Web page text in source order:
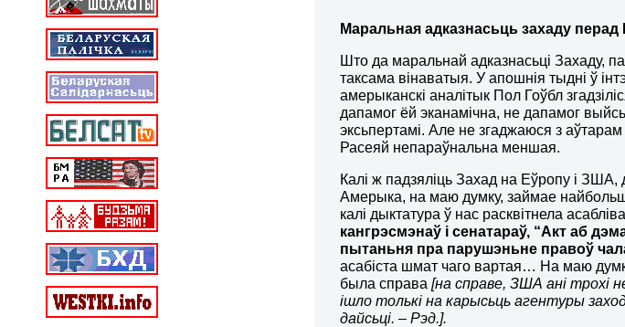
Маральная адказнасьць захаду
Што да маральнай адказнасьці Захаду,
таксама вінаватыя. У апошнія тыдні ў
амерыканскі аналітык Пол Гоўбл
дапамог ёй эканамічна, не дапамог
эксьпертамі. Але не згаджаюся з
Расеяй непараўнальна меншая.
Калі ж падзяліць Захад на Еўропу і ЗША,
Амерыка, на маю думку, займае
калі дыктатура ў нас расквітнела
кангрэсмэнаў і сенатараў, “Акт аб
пытаньня пра парушэньне правоў
асабіста шмат чаго вартая… На маю
была справа[на справе, ЗША ані трохі
ішло толькі на карысьць агентуры
дайсьці. – Рэд.].